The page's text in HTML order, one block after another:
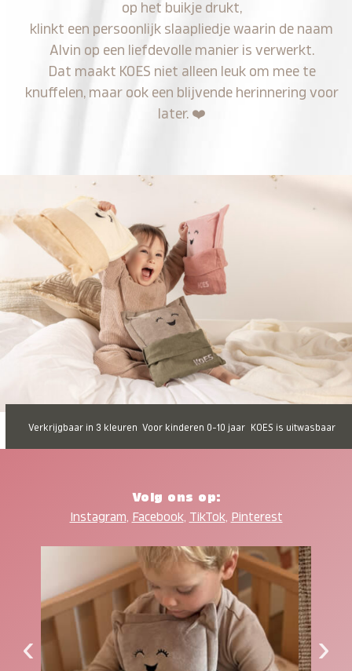
op het buikje drukt,
klinkt een persoonlijk slaapliedje waarin de naam
Alvin op een liefdevolle manier is verwerkt.
Dat maakt KOES niet alleen leuk om mee te
knuffelen, maar ook een blijvende herinnering voor
later. ❤️
Verkrijgbaar in 3 kleuren Voor kinderen 0-10 jaar KOES is uitwasbaar
Volg ons op:
Instagram, Facebook, TikTok, Pinterest
‹ ›